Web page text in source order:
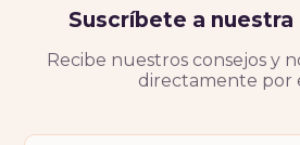
Suscríbete a
Recibe nuestros consejos y
directamente por